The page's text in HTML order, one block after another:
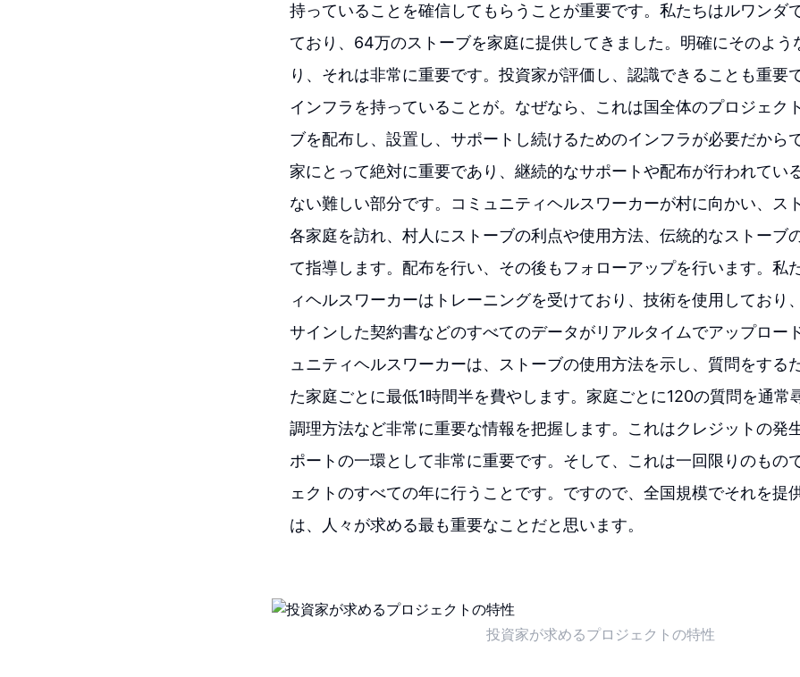
持っていることを確信してもらうことが重要です。私たちはルワンダ
ており、64万のストーブを家庭に提供してきました。明確にそのよう
り、それは非常に重要です。投資家が評価し、認識できることも重要
インフラを持っていることが。なぜなら、これは国全体のプロジェク
ブを配布し、設置し、サポートし続けるためのインフラが必要だから
家にとって絶対に重要であり、継続的なサポートや配布が行われてい
ない難しい部分です。コミュニティヘルスワーカーが村に向かい、ス
各家庭を訪れ、村人にストーブの利点や使用方法、伝統的なストーブ
て指導します。配布を行い、その後もフォローアップを行います。私
ィヘルスワーカーはトレーニングを受けており、技術を使用しており
サインした契約書などのすべてのデータがリアルタイムでアップロー
ュニティヘルスワーカーは、ストーブの使用方法を示し、質問をする
た家庭ごとに最低1時間半を費やします。家庭ごとに120の質問を通常
調理方法など非常に重要な情報を把握します。これはクレジットの発
ポートの一環として非常に重要です。そして、これは一回限りのもの
ェクトのすべての年に行うことです。ですので、全国規模でそれを提
は、人々が求める最も重要なことだと思います。
投資家が求めるプロジェクトの特性